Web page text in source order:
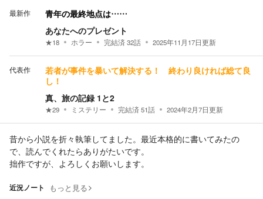
最新作 青年の最終地点は……
あなたへのプレゼント
★18 ホラー 完結済32話 2025年11月17日更新
代表作
若者が事件を暴いて解決する！ 終わり良ければ総て良
し！
真、旅の記録 1と2
★29 ミステリー 完結済51話 2024年2月7日更新
昔から小説を折々執筆してました。最近本格的に書いてみたの
で、読んでくれたらありがたいです。
拙作ですが、よろしくお願いします。
近況ノート もっと見る